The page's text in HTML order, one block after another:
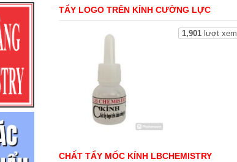
TẨY LOGO TRÊN KÍNH CƯỜNG LỰC
1,901lượt xem
CHẤT TẨY MỐC KÍNH LBCHEMISTRY